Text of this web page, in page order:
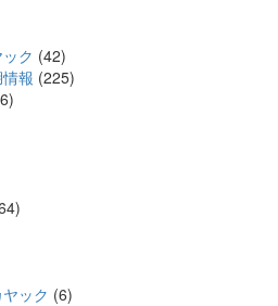
ク (42)
報 (225)
ック (6)